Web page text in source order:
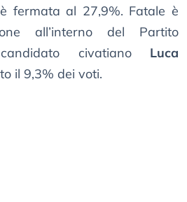
fermata al 27,9%. Fatale è
all’interno del Partito
civatiano Luca
il 9,3% dei voti.